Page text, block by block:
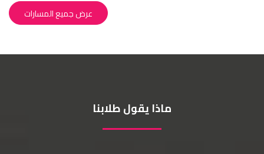
عرض جميع المسارات
ماذا يقول طلابنا